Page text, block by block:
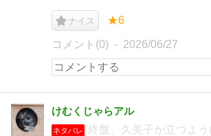
ナイス ★6
コメント(0) 2026/06/27
けむくじゃらアル
ネタバレ
終盤、久美子が立つよ